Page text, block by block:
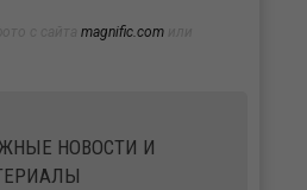
magnific.com
НОВОСТИ И